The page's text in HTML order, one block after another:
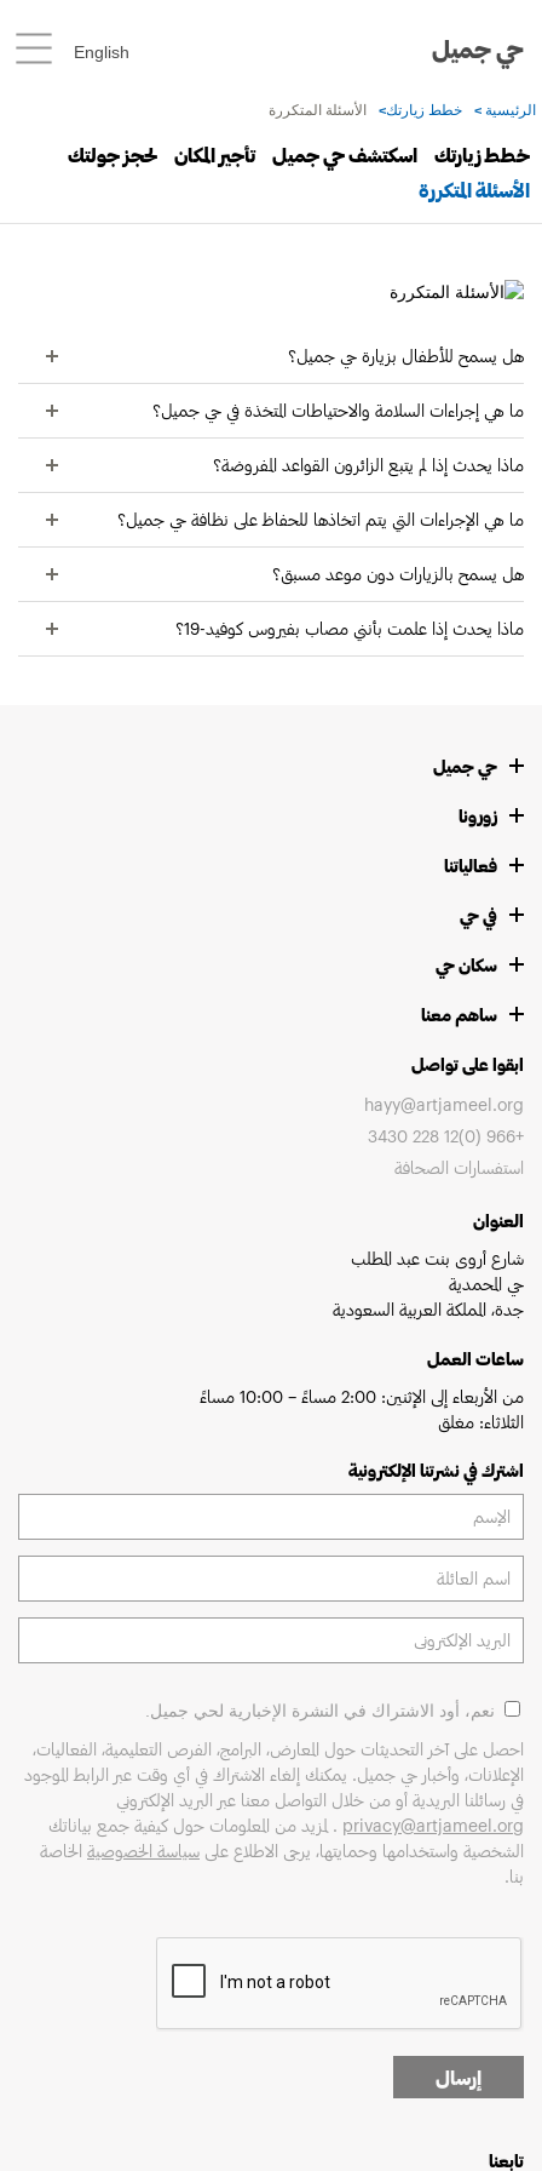
حي جميل English
الرئيسية خطط زيارتك الأسئلة المتكررة
خطط زيارتك اسكتشف حي جميل تأجير المكان
لحجز جولتك
الأسئلة المتكررة
هل يسمح للأطفال بزيارة حي جميل؟
ما هي إجراءات السلامة والاحتياطات المتخذة في حي جميل؟
ماذا يحدث إذا لم يتبع الزائرون القواعد المفروضة؟
ما هي الإجراءات التي يتم اتخاذها للحفاظ على نظافة حي جميل؟
هل يسمح بالزيارات دون موعد مسبق؟
ماذا يحدث إذا علمت بأنني مصاب بفيروس كوفيد-19؟
حي جميل
زورونا
فعالياتنا
في حي
سكان حي
ساهم معنا
ابقوا على تواصل
hayy@artjameel.org
+966 (0)12 228 3430
استفسارات الصحافة
العنوان
شارع أروى بنت عبد المطلب
حي المحمدية
جدة، المملكة العربية السعودية
ساعات العمل
من الأربعاء إلى الإثنين: 2:00 مساءً – 10:00 مساءً
الثلاثاء: مغلق
تابعنا
اشترك في نشرتنا الإلكترونية
نعم، أود الاشتراك في النشرة الإخبارية لحي جميل.
احصل على آخر التحديثات حول المعارض، البرامج، الفرص التعليمية، الفعاليات،
الإعلانات، وأخبار حي جميل. يمكنك إلغاء الاشتراك في أي وقت عبر الرابط الموجود
في رسائلنا البريدية أو من خلال التواصل معنا عبر البريد الإلكتروني
privacy@artjameel.org . لمزيد من المعلومات حول كيفية جمع بياناتك
الشخصية واستخدامها وحمايتها، يرجى الاطلاع على سياسة الخصوصية الخاصة
بنا.
إرسال